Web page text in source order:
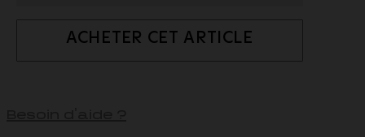
ACHETER CET ARTICLE